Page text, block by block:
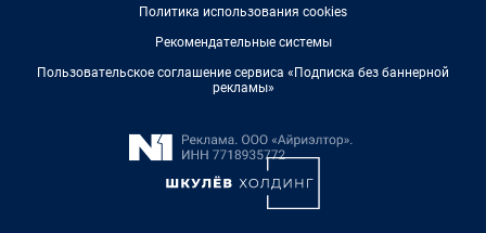
Политика использования cookies
Рекомендательные системы
Пользовательское соглашение сервиса «Подписка без баннерной
рекламы»